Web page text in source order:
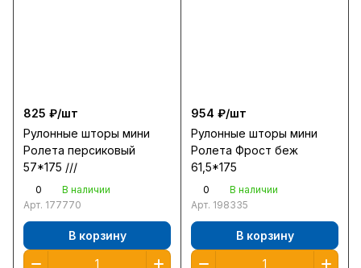
825 ₽/шт
Рулонные шторы мини
Ролета персиковый
57*175 ///
0
В наличии
Арт. 177770
В корзину
954 ₽/шт
Рулонные шторы мини
Ролета Фрост беж
61,5*175
0
В наличии
Арт. 198335
В корзину